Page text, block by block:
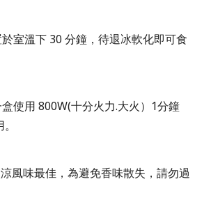
室溫下 30 分鐘，待退冰軟化即可食
使用 800W(十分火力.大火）1分鐘
風味最佳，為避免香味散失，請勿過